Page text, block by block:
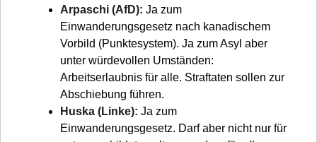
Arpaschi (AfD): Ja zum
Einwanderungsgesetz nach kanadischem
Vorbild (Punktesystem). Ja zum Asyl aber
unter würdevollen Umständen:
Arbeitserlaubnis für alle. Straftaten sollen zur
Abschiebung führen.
Huska (Linke): Ja zum
Einwanderungsgesetz. Darf aber nicht nur für